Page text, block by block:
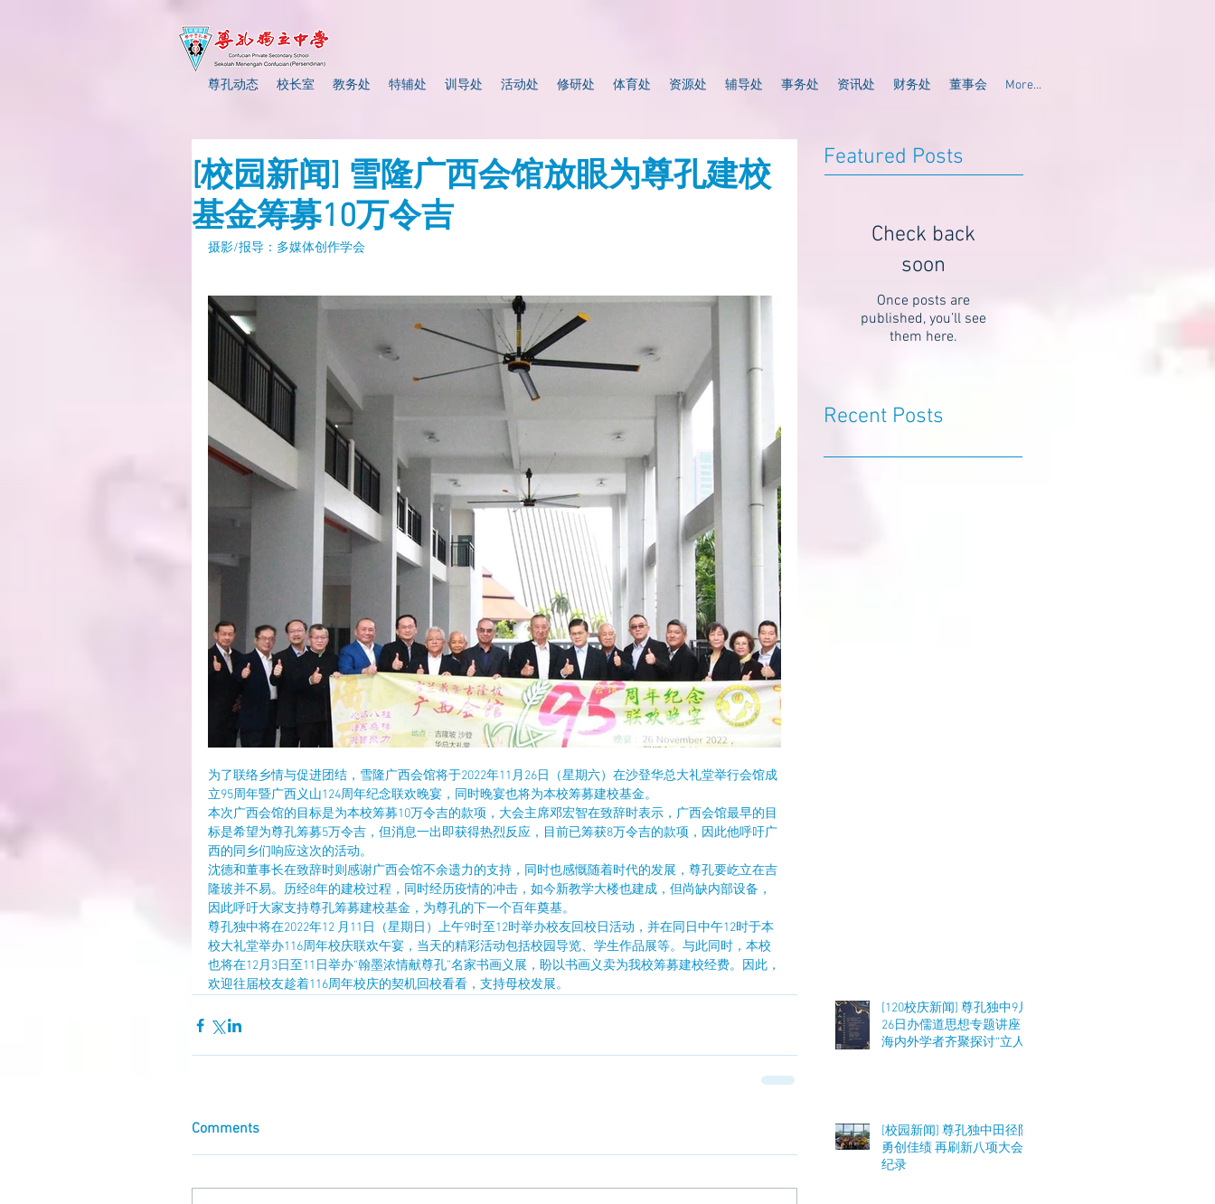
尊孔动态 校长室 教务处 特辅处 训导处 活动处 修研处 体育处 资源处 辅导处 事务处 资讯处 财务处 董事会 More...
[校园新闻] 雪隆广西会馆放眼为尊孔建校
基金筹募10万令吉
摄影/报导：多媒体创作学会
为了联络乡情与促进团结，雪隆广西会馆将于2022年11月26日（星期六）在沙登华总大礼堂举行会馆成
立95周年暨广西义山124周年纪念联欢晚宴，同时晚宴也将为本校筹募建校基金。
本次广西会馆的目标是为本校筹募10万令吉的款项，大会主席邓宏智在致辞时表示，广西会馆最早的目
标是希望为尊孔筹募5万令吉，但消息一出即获得热烈反应，目前已筹获8万令吉的款项，因此他呼吁广
西的同乡们响应这次的活动。
沈德和董事长在致辞时则感谢广西会馆不余遗力的支持，同时也感慨随着时代的发展，尊孔要屹立在吉
隆玻并不易。历经8年的建校过程，同时经历疫情的冲击，如今新教学大楼也建成，但尚缺内部设备，
因此呼吁大家支持尊孔筹募建校基金，为尊孔的下一个百年奠基。
尊孔独中将在2022年12 月11日（星期日）上午9时至12时举办校友回校日活动，并在同日中午12时于本
校大礼堂举办116周年校庆联欢午宴，当天的精彩活动包括校园导览、学生作品展等。与此同时，本校
也将在12月3日至11日举办“翰墨浓情献尊孔”名家书画义展，盼以书画义卖为我校筹募建校经费。因此，
欢迎往届校友趁着116周年校庆的契机回校看看，支持母校发展。
Comments
Featured Posts
Check back
soon
Once posts are
published, you’ll see
them here.
Recent Posts
[120校庆新闻] 尊孔独中9月
26日办儒道思想专题讲座
海内外学者齐聚探讨“立人
[校园新闻] 尊孔独中田径队
勇创佳绩 再刷新八项大会
纪录